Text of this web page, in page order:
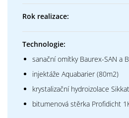
Rok realizace:
Technologie:
sanační omítky Baurex-SAN a
injektáže Aquabarier (80m2)
krystalizační hydroizolace
bitumenová stěrka Profidicht